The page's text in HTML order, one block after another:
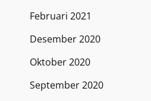
Februari 2021
Desember 2020
Oktober 2020
September 2020